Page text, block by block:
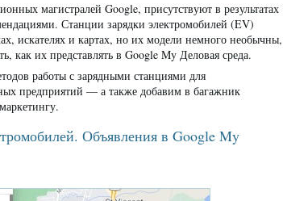
магистралей Google, присутствуют в результатах
Станции зарядки электромобилей (EV)
искателях и картах, но их модели немного необычны,
как их представлять в Google My Деловая среда.
работы с зарядными станциями для
предприятий — а также добавим в багажник
Объявления в Google My